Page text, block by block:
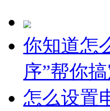
你知道怎
序”帮你
怎么设置